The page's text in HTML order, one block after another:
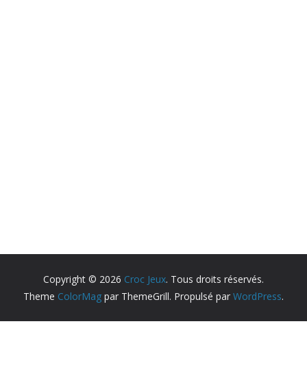
Copyright © 2026 Croc Jeux. Tous droits réservés.
Theme ColorMag par ThemeGrill. Propulsé par WordPress.